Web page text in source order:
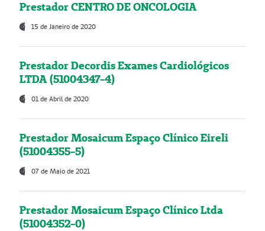
Prestador CENTRO DE ONCOLOGIA
15 de Janeiro de 2020
Prestador Decordis Exames Cardiológicos
LTDA (51004347-4)
01 de Abril de 2020
Prestador Mosaicum Espaço Clínico Eireli
(51004355-5)
07 de Maio de 2021
Prestador Mosaicum Espaço Clínico Ltda
(51004352-0)